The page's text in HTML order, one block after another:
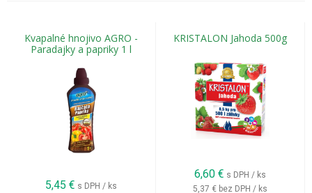
Kvapalné hnojivo AGRO -
Paradajky a papriky 1 l
5,45 € s DPH / ks
KRISTALON Jahoda 500g
6,60 € s DPH / ks
5,37 € bez DPH / ks